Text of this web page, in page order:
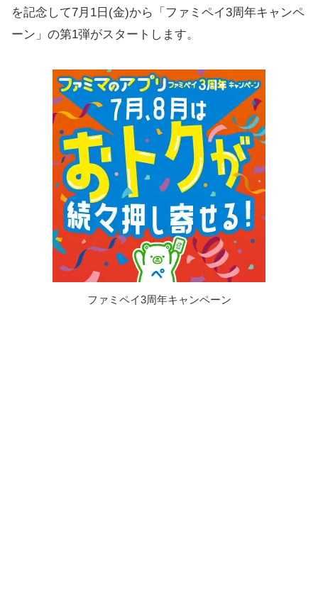
を記念して7月1日(金)から「ファミペイ3周年キャンペ
ーン」の第1弾がスタートします。
ファミペイ3周年キャンペーン